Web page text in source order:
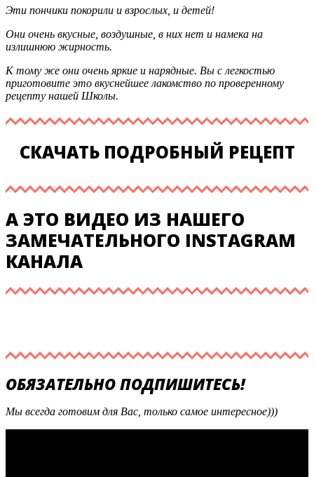
Эти пончики покорили и взрослых, и детей!
Они очень вкусные, воздушные, в них нет и намека на
излишнюю жирность.
К тому же они очень яркие и нарядные. Вы с легкостью
приготовите это вкуснейшее лакомство по проверенному
рецепту нашей Школы.
СКАЧАТЬ ПОДРОБНЫЙ РЕЦЕПТ
А ЭТО ВИДЕО ИЗ НАШЕГО
ЗАМЕЧАТЕЛЬНОГО INSTAGRAM
КАНАЛА
ОБЯЗАТЕЛЬНО ПОДПИШИТЕСЬ!
Мы всегда готовим для Вас, только самое интересное)))